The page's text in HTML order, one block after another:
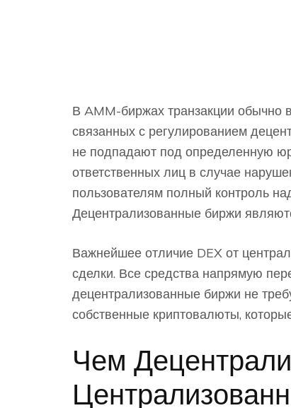
В AMM-биржах транзакции обычно
связанных с регулированием
не подпадают под определенную
ответственных лиц в случае
пользователям полный контроль
Децентрализованные биржи
Важнейшее отличие DEX от
сделки. Все средства напрямую
децентрализованные биржи не
собственные криптовалюты,
Чем